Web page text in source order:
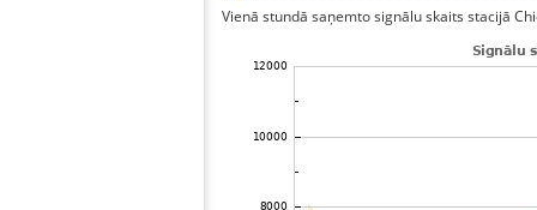
Vienā stundā saņemto signālu skaits stacijā